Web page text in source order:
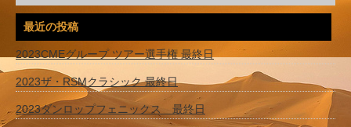
最近の投稿
2023CMEグループ ツアー選手権 最終日
2023ザ・RSMクラシック 最終日
2023ダンロップフェニックス 最終日